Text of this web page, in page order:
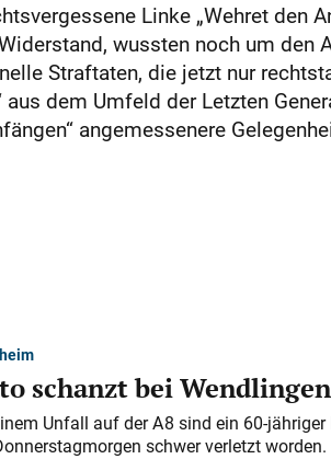
Linke „Wehret den
wussten noch um den
Straftaten, die jetzt nur
dem Umfeld der Letzten
angemessenere
schanzt bei
Unfall auf der A 8 sind ein 60-
schwer verletzt worden.